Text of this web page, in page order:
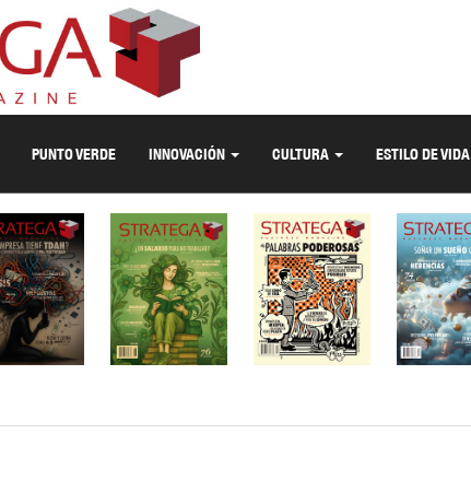
PUNTO VERDE INNOVACIÓN CULTURA ESTILO DE VIDA